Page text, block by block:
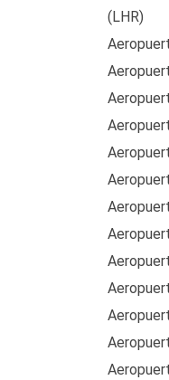
(LHR)